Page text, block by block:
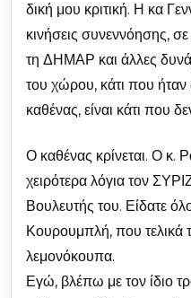
δική μου κριτική. Η κα
κινήσεις συνεννόησης,
τη ΔΗΜΑΡ και άλλες
του χώρου, κάτι που ήταν
καθένας, είναι κάτι που
Ο καθένας κρίνεται. Ο κ.
χειρότερα λόγια τον
Βουλευτής του. Είδατε
Κουρουμπλή, που τελικά
λεμονόκουπα.
Εγώ, βλέπω με τον ίδιο